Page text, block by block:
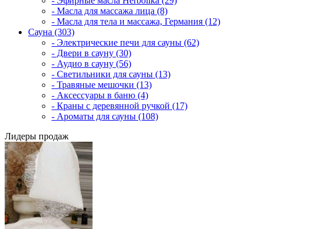
- Масла для массажа лица (8)
- Масла для тела и массажа, Германия (12)
Сауна (303)
- Электрические печи для сауны (62)
- Двери в сауну (30)
- Аудио в сауну (56)
- Светильники для сауны (13)
- Травяные мешочки (13)
- Аксессуары в баню (4)
- Краны с деревянной ручкой (17)
- Ароматы для сауны (108)
Лидеры продаж